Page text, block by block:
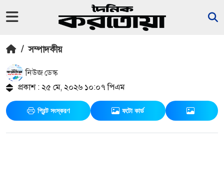
/ সম্পাদকীয়
নিউজ ডেস্ক
প্রকাশ : ২৫ মে, ২০২৬ ১০:০৭ পিএম
প্রিন্ট সংস্করণ ফটো কার্ড